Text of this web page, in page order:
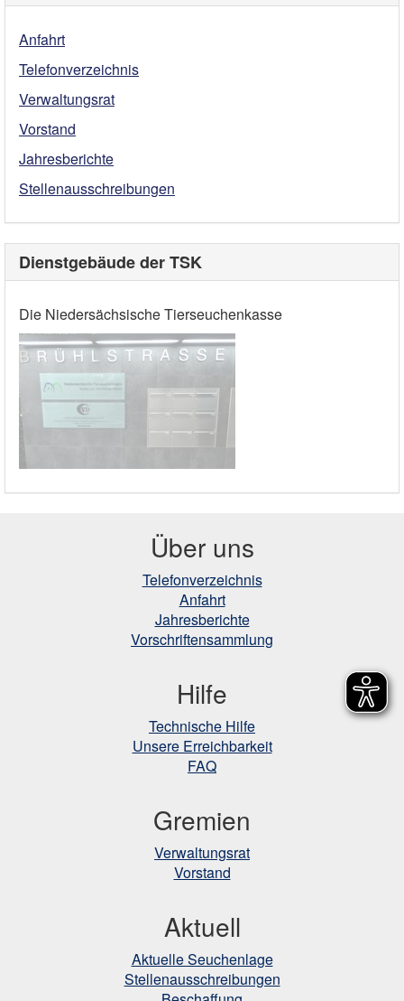
Anfahrt
Telefonverzeichnis
Verwaltungsrat
Vorstand
Jahresberichte
Stellenausschreibungen
Dienstgebäude der TSK
Die Niedersächsische Tierseuchenkasse
Über uns
Telefonverzeichnis
Anfahrt
Jahresberichte
Vorschriftensammlung
Hilfe
Technische Hilfe
Unsere Erreichbarkeit
FAQ
Gremien
Verwaltungsrat
Vorstand
Aktuell
Aktuelle Seuchenlage
Stellenausschreibungen